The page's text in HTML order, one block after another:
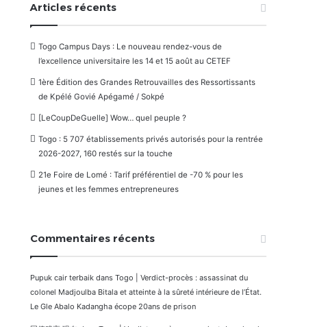
Articles récents
Togo Campus Days : Le nouveau rendez-vous de
l’excellence universitaire les 14 et 15 août au CETEF
1ère Édition des Grandes Retrouvailles des Ressortissants
de Kpélé Govié Apégamé / Sokpé
[LeCoupDeGuelle] Wow… quel peuple ?
Togo : 5 707 établissements privés autorisés pour la rentrée
2026-2027, 160 restés sur la touche
21e Foire de Lomé : Tarif préférentiel de -70 % pour les
jeunes et les femmes entrepreneures
Commentaires récents
Pupuk cair terbaik dans Togo | Verdict-procès : assassinat du
colonel Madjoulba Bitala et atteinte à la sûreté intérieure de l’État.
Le Gle Abalo Kadangha écope 20ans de prison